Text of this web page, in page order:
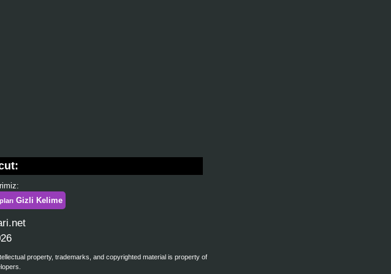
Gizli Kelime
property, trademarks, and copyrighted material is property of